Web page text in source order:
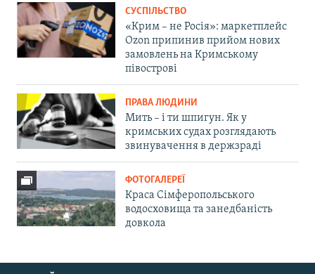
СУСПІЛЬСТВО
«Крим – не Росія»: маркетплейс
Ozon припинив прийом нових
замовлень на Кримському
півострові
ПРАВА ЛЮДИНИ
Мить – і ти шпигун. Як у
кримських судах розглядають
звинувачення в держзраді
ФОТОГАЛЕРЕЇ
Краса Сімферопольського
водосховища та занедбаність
довкола